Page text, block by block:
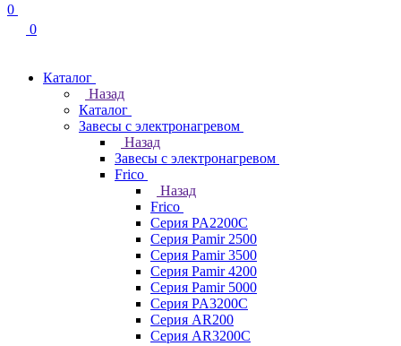
0
0
Каталог
Назад
Каталог
Завесы с электронагревом
Назад
Завесы с электронагревом
Frico
Назад
Frico
Серия PA2200C
Серия Pamir 2500
Серия Pamir 3500
Серия Pamir 4200
Серия Pamir 5000
Серия PA3200C
Серия AR200
Серия AR3200C